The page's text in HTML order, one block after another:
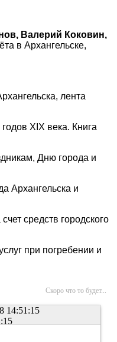
Валерий Коковин,
в Архангельске,
лента
XIX века. Книга
Дню города и
Архангельска и
средств городского
при погребении и
Скоро что то будет...
14:51:15